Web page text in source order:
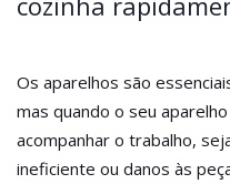
Os aparelhos são
mas quando o seu
acompanhar o trabalho,
ineficiente ou danos às